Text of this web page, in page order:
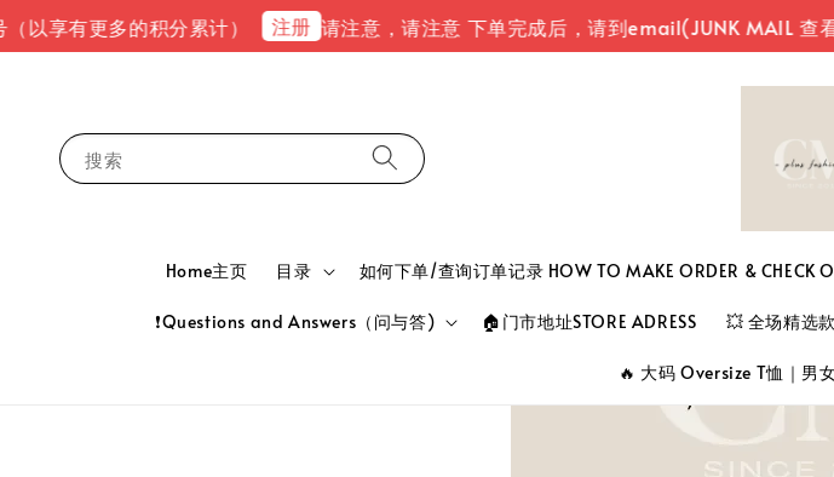
更多的积分累计） 注册 请注意，请注意 下单完成后，请到email(JUNK MAIL 查看订单
搜索
Home主页 目录 如何下单/查询订单记录 HOW TO MAKE ORDER & CHECK
❗Questions and Answers（问与答) 🏠门市地址STORE ADRESS 💥 全场精选
🔥 大码 Oversize T恤｜男